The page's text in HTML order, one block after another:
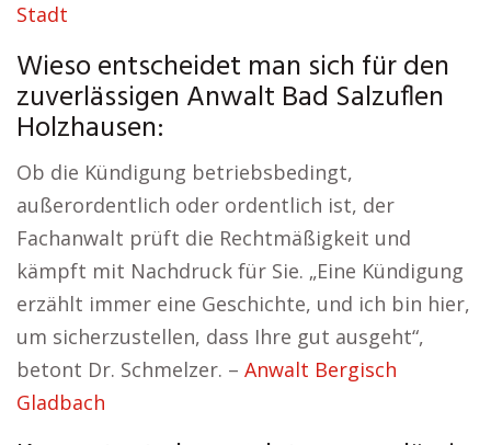
Stadt
Wieso entscheidet man sich für den
zuverlässigen Anwalt Bad Salzuflen
Holzhausen:
Ob die Kündigung betriebsbedingt,
außerordentlich oder ordentlich ist, der
Fachanwalt prüft die Rechtmäßigkeit und
kämpft mit Nachdruck für Sie. „Eine Kündigung
erzählt immer eine Geschichte, und ich bin hier,
um sicherzustellen, dass Ihre gut ausgeht“,
betont Dr. Schmelzer. – Anwalt Bergisch
Gladbach